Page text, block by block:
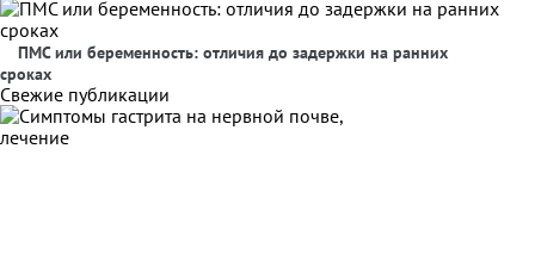
ПМС или беременность: отличия до задержки на ранних
сроках
Свежие публикации